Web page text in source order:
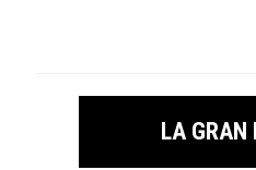
LA GRAN